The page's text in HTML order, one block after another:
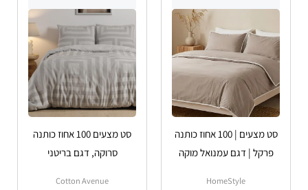
סט מצעים | 100 אחוז כותנה
פרקל | דגם עמנואל מוקה
HomeStyle
יש
מספר
סוגים.
את
האפשרויות
בעמוד
המוצר
סט מצעים 100 אחוז כותנה
סרוקה, דגם בריטני
Cotton Avenue
יש
מספר
סוגים.
ניתן
לבחור
את
האפשרויות
בעמוד
המוצר